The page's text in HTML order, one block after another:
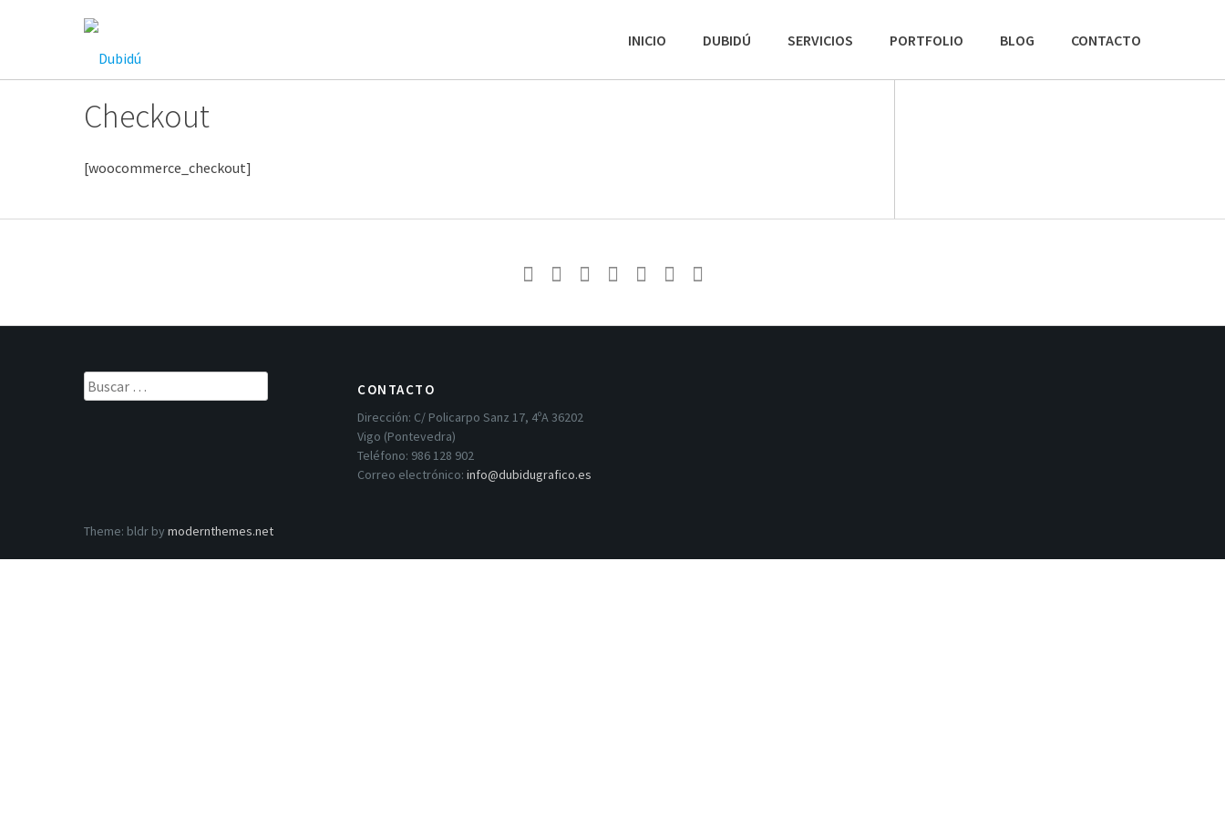
INICIO DUBIDÚ SERVICIOS PORTFOLIO BLOG CONTACTO
Checkout
[woocommerce_checkout]
Buscar:
CONTACTO
Dirección: C/ Policarpo Sanz 17, 4ºA 36202
Vigo (Pontevedra)
Teléfono: 986 128 902
Correo electrónico: info@dubidugrafico.es
Theme: bldr by modernthemes.net